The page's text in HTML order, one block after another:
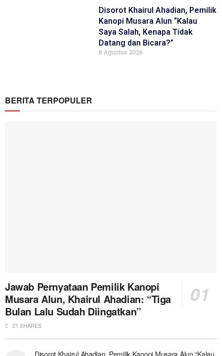
Disorot Khairul Ahadian, Pemilik
Kanopi Musara Alun “Kalau
Saya Salah, Kenapa Tidak
Datang dan Bicara?”
8 Agustus 2026
BERITA TERPOPULER
Jawab Pernyataan Pemilik Kanopi
Musara Alun, Khairul Ahadian: “Tiga
Bulan Lalu Sudah Diingatkan”
21 SHARES
Disorot Khairul Ahadian, Pemilik Kanopi Musara Alun “Kalau